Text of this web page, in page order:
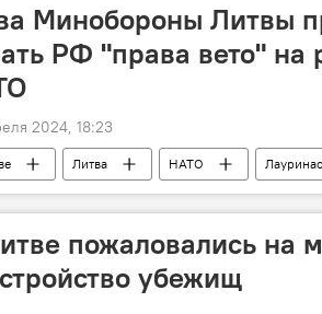
Минобороны Литвы
РФ "права вето" на
2024, 18:23
Литва НАТО
пожаловались на
убежищ